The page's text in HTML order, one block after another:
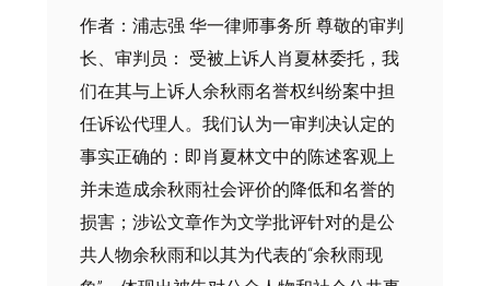
作者：浦志强 华一律师事务所 尊敬的审判
长、审判员： 受被上诉人肖夏林委托，我
们在其与上诉人余秋雨名誉权纠纷案中担
任诉讼代理人。我们认为一审判决认定的
事实正确的：即肖夏林文中的陈述客观上
并未造成余秋雨社会评价的降低和名誉的
损害；涉讼文章作为文学批评针对的是公
共人物余秋雨和以其为代表的“余秋雨现